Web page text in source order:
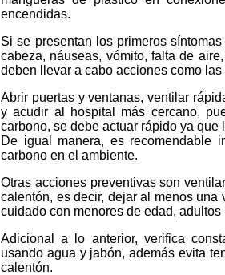
encendidas.
Si se presentan los primeros
cabeza, náuseas, vómito, falta de
deben llevar a cabo acciones como
Abrir puertas y ventanas, ventilar
y acudir al hospital más cercano,
carbono, se debe actuar rápido ya
De igual manera, es recomendable
carbono en el ambiente.
Otras acciones preventivas son
calentón, es decir, dejar al menos
cuidado con menores de edad,
Adicional a lo anterior, verifica
usando agua y jabón, además evita
calentón.